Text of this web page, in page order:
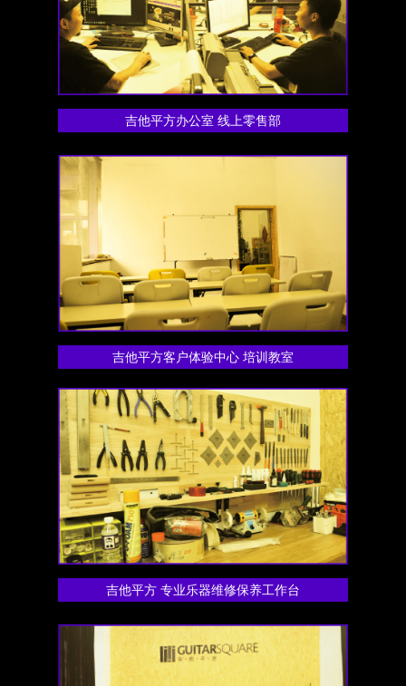
吉他平方办公室 线上零售部
吉他平方客户体验中心 培训教室
吉他平方 专业乐器维修保养工作台